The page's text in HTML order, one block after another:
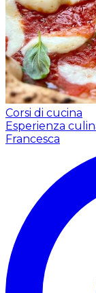
Corsi di cucina
Esperienza
Francesca